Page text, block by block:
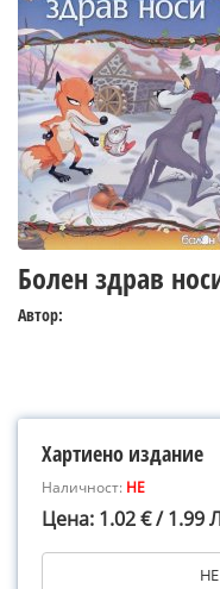
Болен здрав
Автор:
Хартиено издание
Наличност: НЕ
Цена: 1.02 € / 1.99